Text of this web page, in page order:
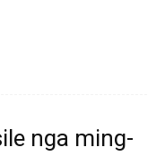
nga ming-